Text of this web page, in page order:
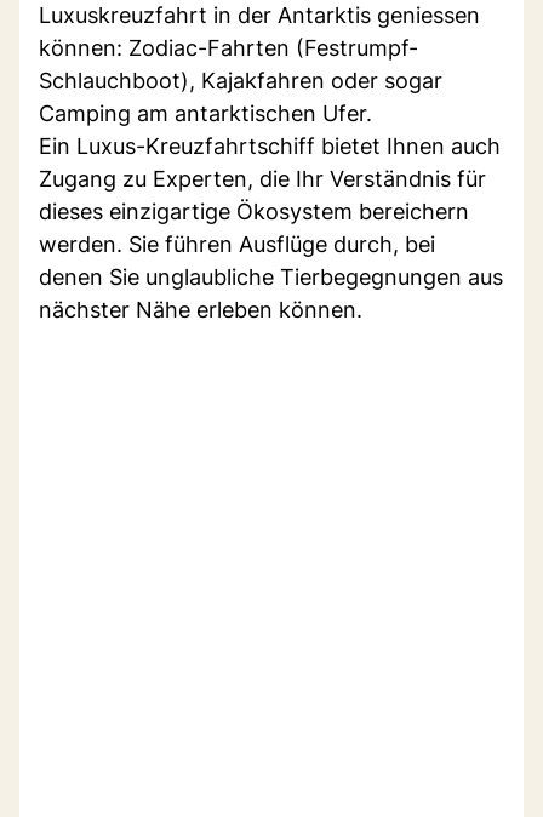
Luxuskreuzfahrt in der Antarktis geniessen
können: Zodiac-Fahrten (Festrumpf-
Schlauchboot), Kajakfahren oder sogar
Camping am antarktischen Ufer.
Ein Luxus-Kreuzfahrtschiff bietet Ihnen auch
Zugang zu Experten, die Ihr Verständnis für
dieses einzigartige Ökosystem bereichern
werden. Sie führen Ausflüge durch, bei
denen Sie unglaubliche Tierbegegnungen aus
nächster Nähe erleben können.